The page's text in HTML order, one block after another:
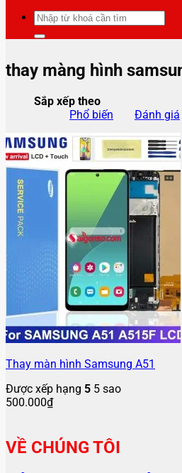
Tìm
kiếm:
thay màng hình
Sắp xếp theo
Phổ biến
Đánh giá
Thay màn hình Samsung A51
Được xếp hạng 5 5 sao
500.000₫
VỀ CHÚNG TÔI